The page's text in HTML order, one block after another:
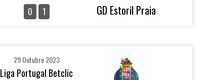
0 1 GD Estoril Praia
29 Outubro 2023
Liga Portugal Betclic